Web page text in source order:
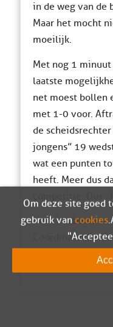
in de weg van de
Maar het mocht
moeilijk.
Met nog 1 minuut
laatste
net moest bollen
met 1-0 voor.
de
jongens” 19
wat een punten
heeft. Meer dus
competitie. Dus :
Hans Lubbertsen
Coördinator
VV Sparta
Om deze site goed
gebruik van cookies.